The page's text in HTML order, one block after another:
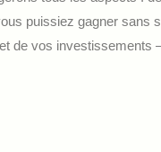
puissiez gagner sans
de vos